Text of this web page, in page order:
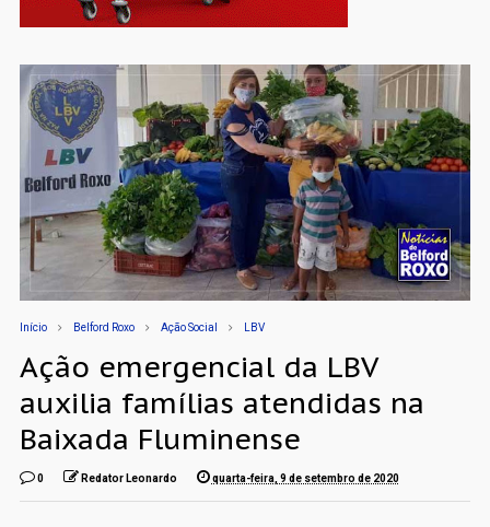
Início Belford Roxo Ação Social LBV
Ação emergencial da LBV
auxilia famílias atendidas na
Baixada Fluminense
0 Redator Leonardo quarta-feira, 9 de setembro de 2020